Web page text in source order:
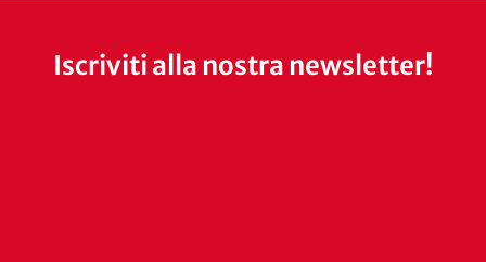
Iscriviti alla nostra newsletter!